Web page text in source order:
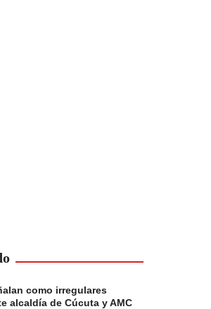
como irregulares
alcaldía de Cúcuta y AMC